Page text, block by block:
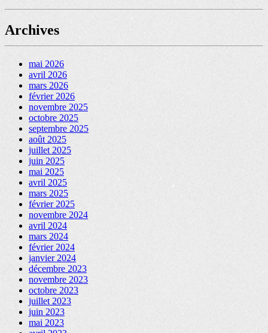
Archives
mai 2026
avril 2026
mars 2026
février 2026
novembre 2025
octobre 2025
septembre 2025
août 2025
juillet 2025
juin 2025
mai 2025
avril 2025
mars 2025
février 2025
novembre 2024
avril 2024
mars 2024
février 2024
janvier 2024
décembre 2023
novembre 2023
octobre 2023
juillet 2023
juin 2023
mai 2023